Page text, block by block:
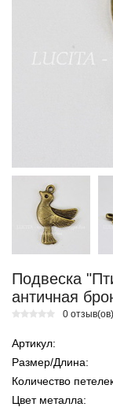
Подвеска
античная
0 отзыв(ов)
Артикул:
Размер/Длина:
Количество
Цвет металла: